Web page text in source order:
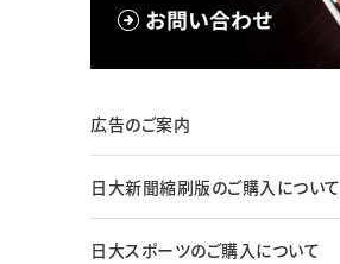
広告のご案内
日大新聞縮刷版のご購入について
日大スポーツのご購入について